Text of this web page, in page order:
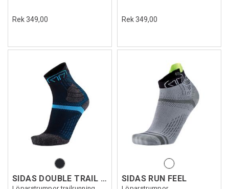
Rek 349,00 Rek 349,00
SIDAS DOUBLE TRAIL CREW SIDAS RUN FEEL